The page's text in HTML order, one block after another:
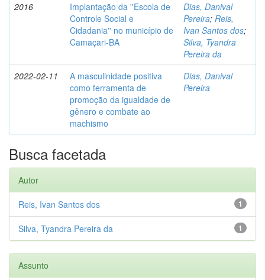
2016
Implantação da ''Escola de
Controle Social e
Cidadania'' no município de
Camaçari-BA
Dias, Danival
Pereira; Reis,
Ivan Santos dos;
Silva, Tyandra
Pereira da
2022-02-11
A masculinidade positiva
como ferramenta de
promoção da igualdade de
gênero e combate ao
machismo
Dias, Danival
Pereira
Busca facetada
Autor
1
Reis, Ivan Santos dos
1
Silva, Tyandra Pereira da
Assunto